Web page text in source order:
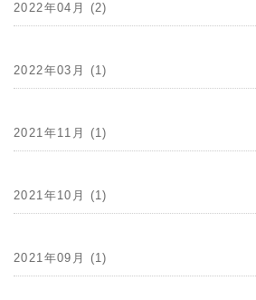
2022年04月 (2)
2022年03月 (1)
2021年11月 (1)
2021年10月 (1)
2021年09月 (1)